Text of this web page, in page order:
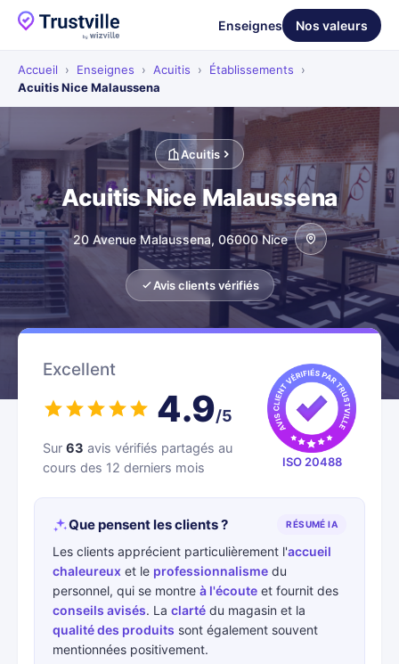
Enseignes Nos valeurs
Accueil › Enseignes › Acuitis › Établissements
›
Acuitis Nice Malaussena
Acuitis
Acuitis Nice Malaussena
20 Avenue Malaussena, 06000 Nice
Avis clients vérifiés
Excellent
4.9/5
Sur 63 avis vérifiés partagés au
cours des 12 derniers mois
ISO 20488
Que pensent les clients ? RÉSUMÉ IA
Les clients apprécient particulièrement l'accueil
chaleureux et le professionnalisme du
personnel, qui se montre à l'écoute et fournit des
conseils avisés. La clarté du magasin et la
qualité des produits sont également souvent
mentionnées positivement.